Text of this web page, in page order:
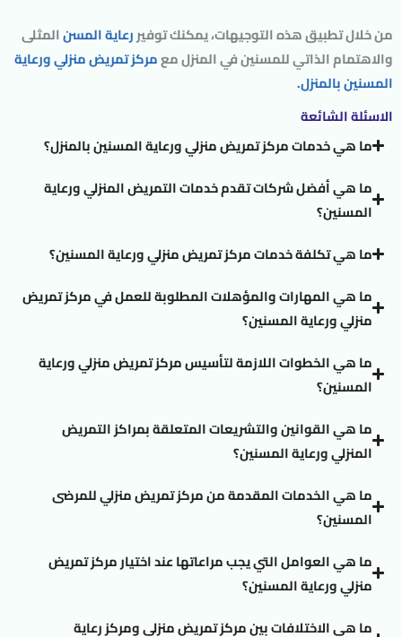
من خلال تطبيق هذه التوجيهات، يمكنك توفيررعاية المسنالمثلى
والاهتمام الذاتي للمسنين في المنزل معمركز تمريض منزلي ورعاية
المسنين بالمنزل.
الاسئلة الشائعة
ما هي خدمات مركز تمريض منزلي ورعاية المسنين بالمنزل؟
ما هي أفضل شركات تقدم خدمات التمريض المنزلي ورعاية
المسنين؟
ما هي تكلفة خدمات مركز تمريض منزلي ورعاية المسنين؟
ما هي المهارات والمؤهلات المطلوبة للعمل في مركز تمريض
منزلي ورعاية المسنين؟
ما هي الخطوات اللازمة لتأسيس مركز تمريض منزلي ورعاية
المسنين؟
ما هي القوانين والتشريعات المتعلقة بمراكز التمريض
المنزلي ورعاية المسنين؟
ما هي الخدمات المقدمة من مركز تمريض منزلي للمرضى
المسنين؟
ما هي العوامل التي يجب مراعاتها عند اختيار مركز تمريض
منزلي ورعاية المسنين؟
ما هي الاختلافات بين مركز تمريض منزلي ومركز رعاية